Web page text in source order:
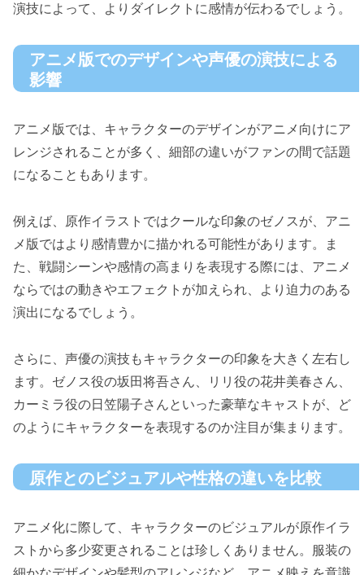
演技によって、よりダイレクトに感情が伝わるでしょう。
アニメ版でのデザインや声優の演技による
影響
アニメ版では、キャラクターのデザインがアニメ向けにア
レンジされることが多く、細部の違いがファンの間で話題
になることもあります。
例えば、原作イラストではクールな印象のゼノスが、アニ
メ版ではより感情豊かに描かれる可能性があります。ま
た、戦闘シーンや感情の高まりを表現する際には、アニメ
ならではの動きやエフェクトが加えられ、より迫力のある
演出になるでしょう。
さらに、声優の演技もキャラクターの印象を大きく左右し
ます。ゼノス役の坂田将吾さん、リリ役の花井美春さん、
カーミラ役の日笠陽子さんといった豪華なキャストが、ど
のようにキャラクターを表現するのか注目が集まります。
原作とのビジュアルや性格の違いを比較
アニメ化に際して、キャラクターのビジュアルが原作イラ
ストから多少変更されることは珍しくありません。服装の